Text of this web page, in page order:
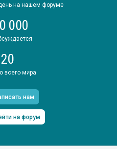
на нашем форуме
000
20
всего мира
нам
на форум